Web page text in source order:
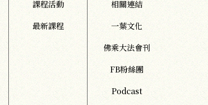
課程活動
最新課程
相關連結
一葉文化
佛乘大法會刊
FB粉絲團
Podcast